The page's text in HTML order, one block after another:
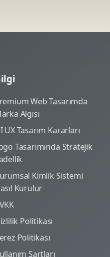
Web Tasarımda
Algısı
UX Tasarım Kararları
Tasarımında Stratejik
Kimlik Sistemi
Kurulur
Politikası
Politikası
Şartları